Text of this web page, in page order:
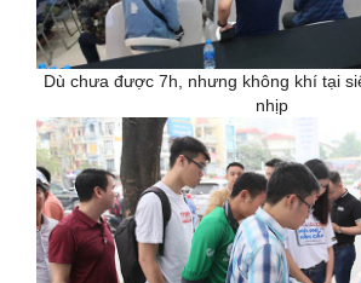
Dù chưa được 7h, nhưng không khí tại
nhịp